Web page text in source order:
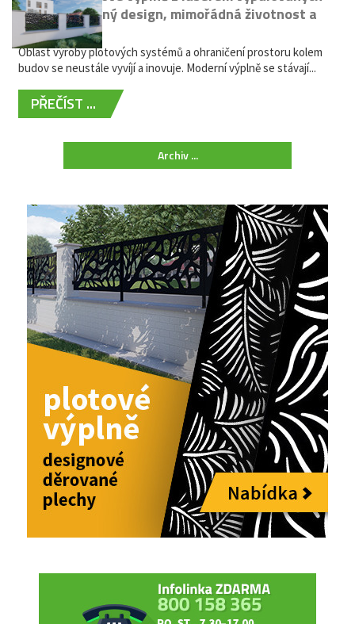
kovů: výjimečný design, mimořádná životnost a
žádná údržba
Oblast výroby plotových systémů a ohraničení prostoru kolem
budov se neustále vyvíjí a inovuje. Moderní výplně se stávají...
PŘEČÍST ...
Archiv ...